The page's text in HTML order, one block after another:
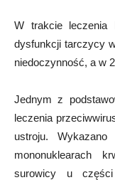
W trakcie leczenia
dysfunkcji tarczycy
niedoczynność, a w
Jednym z
leczenia
ustroju.
mononuklearach
surowicy u